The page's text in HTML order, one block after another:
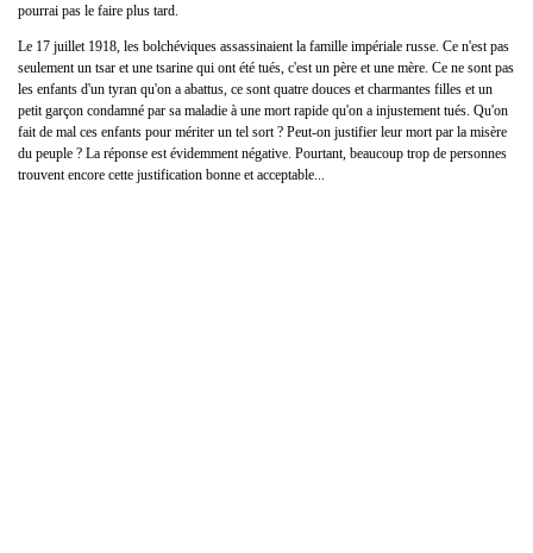
pourrai pas le faire plus tard.
Le 17 juillet 1918, les bolchéviques assassinaient la famille impériale russe. Ce n'est pas
seulement un tsar et une tsarine qui ont été tués, c'est un père et une mère. Ce ne sont pas
les enfants d'un tyran qu'on a abattus, ce sont quatre douces et charmantes filles et un
petit garçon condamné par sa maladie à une mort rapide qu'on a injustement tués. Qu'on
fait de mal ces enfants pour mériter un tel sort ? Peut-on justifier leur mort par la misère
du peuple ? La réponse est évidemment négative. Pourtant, beaucoup trop de personnes
trouvent encore cette justification bonne et acceptable...